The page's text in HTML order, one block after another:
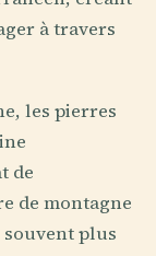
à travers
les pierres
de
de montagne
plus